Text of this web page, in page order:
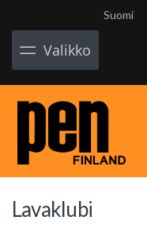
Suomi
Valikko
Lavaklubi